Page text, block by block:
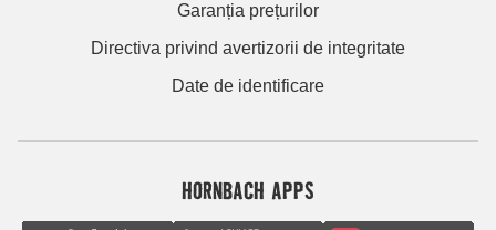
Garanția prețurilor
Directiva privind avertizorii de integritate
Date de identificare
HORNBACH APPS